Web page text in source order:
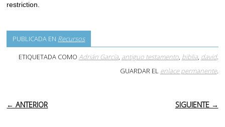
restriction.
PUBLICADA EN Recursos
ETIQUETADA COMO Adrián García, antiguo testamento, biblia, david.
GUARDAR EL enlace permanente.
NAVEGACIÓN DE ENTRADAS
← ANTERIOR SIGUIENTE →